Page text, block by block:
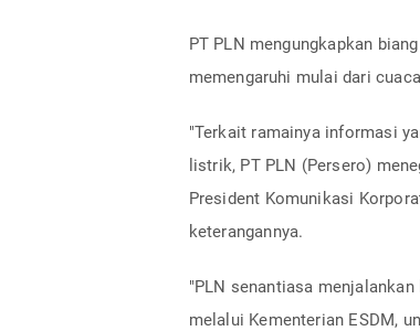
PT PLN mengungkapkan
memengaruhi mulai dari
"Terkait ramainya informasi
listrik, PT PLN (Persero)
President Komunikasi
keterangannya.
"PLN senantiasa
melalui Kementerian ESDM,